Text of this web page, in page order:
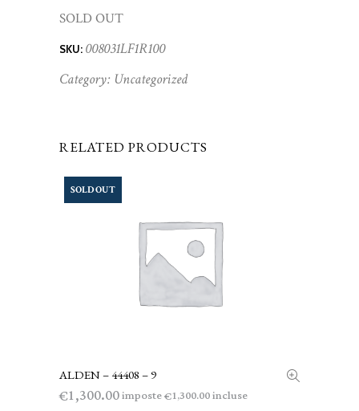
SOLD OUT
SKU: 008031LF1R100
Category: Uncategorized
RELATED PRODUCTS
SOLD OUT
LEGGI TUTTO
ALDEN – 44408 – 9
€1,300.00imposte€1,300.00incluse